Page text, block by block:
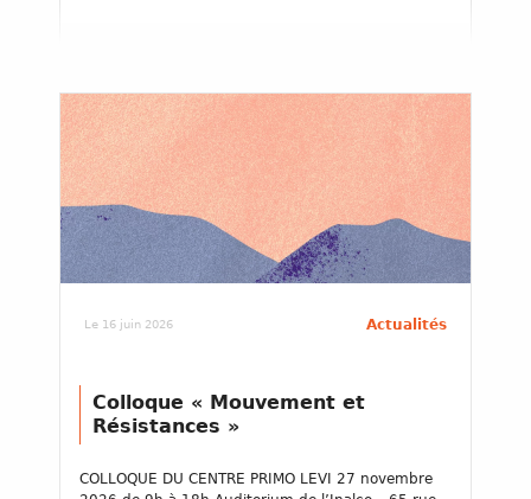
Le 16 juin 2026 Actualités
Colloque « Mouvement et
Résistances »
COLLOQUE DU CENTRE PRIMO LEVI 27 novembre